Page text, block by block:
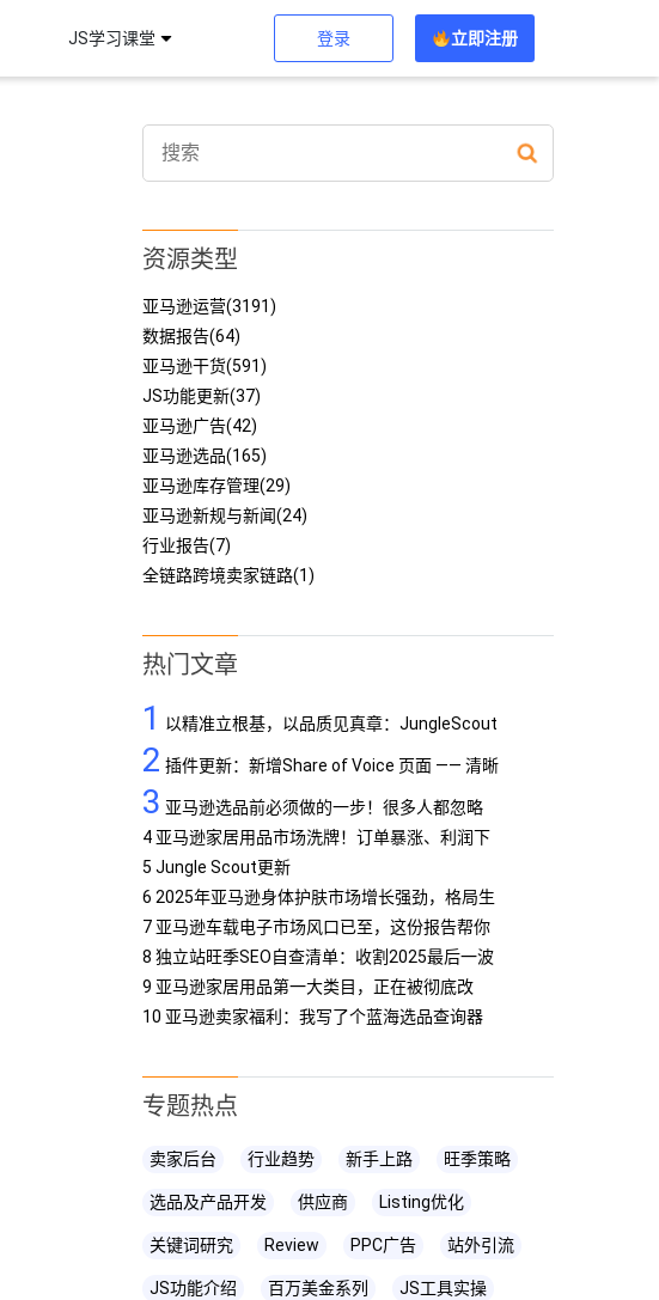
JS学习课堂 登录 立即注册
资源类型
亚马逊运营(3191)
数据报告(64)
亚马逊干货(591)
JS功能更新(37)
亚马逊广告(42)
亚马逊选品(165)
亚马逊库存管理(29)
亚马逊新规与新闻(24)
行业报告(7)
全链路跨境卖家链路(1)
热门文章
1
以精准立根基，以品质见真章：JungleScout
定义亚马逊工具专业标杆
2 插件更新：新增Share of Voice 页面 —— 清晰
呈现品牌竞争格局
3 亚马逊选品前必须做的一步！很多人都忽略
了…
4 亚马逊家居用品市场洗牌！订单暴涨、利润下
5 Jungle Scout更新
6 2025年亚马逊身体护肤市场增长强劲，格局生
7 亚马逊车载电子市场风口已至，这份报告帮你
抢占先机
8 独立站旺季SEO自查清单：收割2025最后一波
9 亚马逊家居用品第一大类目，正在被彻底改
10 亚马逊卖家福利：我写了个蓝海选品查询器
专题热点
卖家后台 行业趋势 新手上路 旺季策略
选品及产品开发 供应商 Listing优化
关键词研究 Review PPC广告 站外引流
JS功能介绍 百万美金系列 JS工具实操